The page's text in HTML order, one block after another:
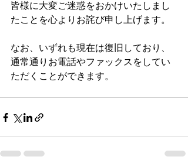
皆様に大変ご迷惑をおかけいたしまし
たことを心よりお詫び申し上げます。
なお、いずれも現在は復旧しており、
通常通りお電話やファックスをしてい
ただくことができます。